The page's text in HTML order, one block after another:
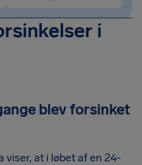
i
blev forsinket
viser, at i løbet af en 24-